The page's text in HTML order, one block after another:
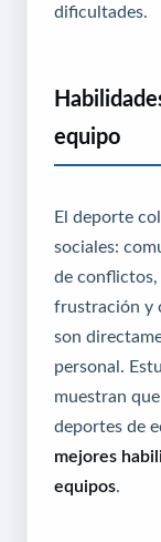
dificultades.
equipo
El deporte
sociales:
de conflictos,
frustración y
son
personal.
muestran
deportes de
mejores
equipos